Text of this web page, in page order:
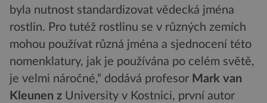
byla nutnost standardizovat vědecká jména
rostlin. Pro tutéž rostlinu se v různých zemích
mohou používat různá jména a sjednocení této
nomenklatury, jak je používána po celém světě,
je velmi náročné,“ dodává profesor Mark van
Kleunen z University v Kostnici, první autor